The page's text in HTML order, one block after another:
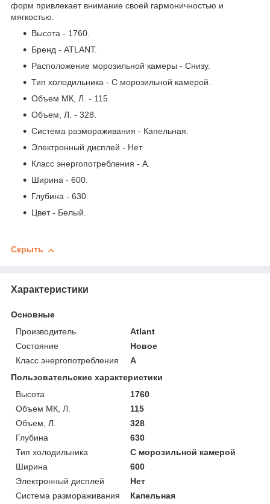
форм привлекает внимание своей гармоничностью и
мягкостью.
Высота - 1760.
Бренд - ATLANT.
Расположение морозильной камеры - Снизу.
Тип холодильника - С морозильной камерой.
Объем МК, Л. - 115.
Объем, Л. - 328.
Система размораживания - Капельная.
Электронный дисплей - Нет.
Класс энергопотребления - А.
Ширина - 600.
Глубина - 630.
Цвет - Белый.
Скрыть
Характеристики
Основные
Производитель
Atlant
Состояние
Новое
Класс энергопотребления
A
Пользовательские характеристики
Высота
1760
Объем МК, Л.
115
Объем, Л.
328
Глубина
630
Тип холодильника
С морозильной камерой
Ширина
600
Электронный дисплей
Нет
Система размораживания
Капельная